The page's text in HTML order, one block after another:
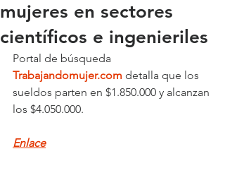
mujeres en sectores
científicos e ingenieriles
Portal de búsqueda
Trabajandomujer.com detalla que los
sueldos parten en $1.850.000 y alcanzan
los $4.050.000.
Enlace